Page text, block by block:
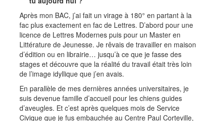
Après mon BAC, j’ai fait un virage à 180° en partant à la
fac plus exactement en fac de Lettres. D’abord pour une
licence de Lettres Modernes puis pour un Master en
Littérature de Jeunesse. Je rêvais de travailler en maison
d’édition ou en librairie… jusqu’à ce que je fasse des
stages et découvre que la réalité du travail était très loin
de l’image idyllique que j’en avais.
En parallèle de mes dernières années universitaires, je
suis devenue famille d’accueil pour les chiens guides
d’aveugles. Et c’est après quelques mois de Service
Civique que je fus embauchée au Centre Paul Corteville,